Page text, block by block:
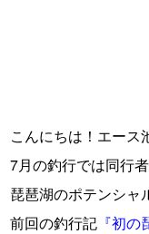
こんにちは！エース
7月の釣行では同行
琵琶湖のポテンシャ
前回の釣行記 『初